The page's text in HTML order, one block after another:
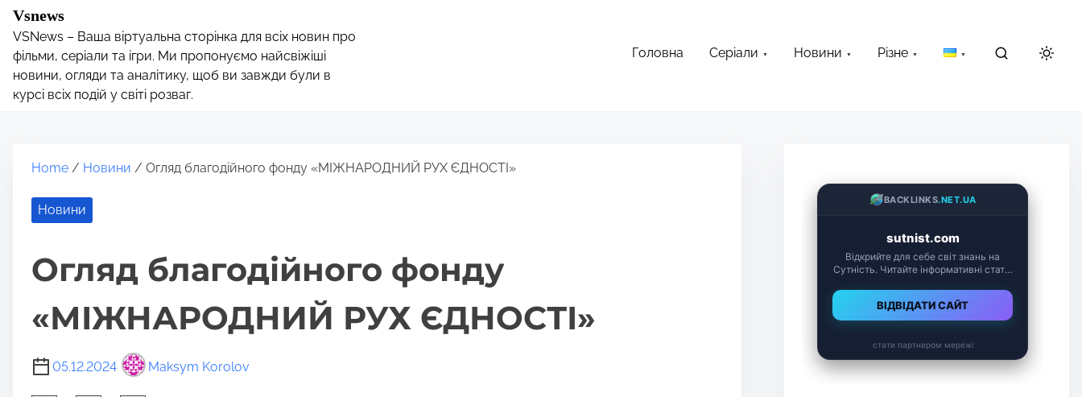
Vsnews
VSNews – Ваша віртуальна сторінка для всіх новин про
фільми, серіали та ігри. Ми пропонуємо найсвіжіші
новини, огляди та аналітику, щоб ви завжди були в
курсі всіх подій у світі розваг.
Головна Серіали Новини Різне
Home/ Новини / Огляд благодійного фонду «МІЖНАРОДНИЙ РУХ ЄДНОСТІ»
Новини
Огляд благодійного фонду
«МІЖНАРОДНИЙ РУХ ЄДНОСТІ»
05.12.2024 Maksym Korolov